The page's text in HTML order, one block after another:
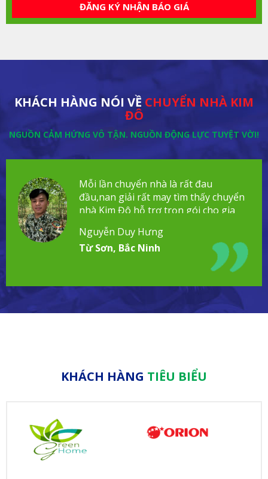
ĐĂNG KÝ NHẬN BÁO GIÁ
KHÁCH HÀNG NÓI VỀ CHUYỂN NHÀ KIM
ĐÔ
NGUỒN CẢM HỨNG VÔ TẬN. NGUỒN ĐỘNG LỰC TUYỆT VỜI!
Mỗi lần chuyển nhà là rất đau
đầu,nan giải rất may tìm thấy chuyển
nhà Kim Đô hỗ trợ trọn gói cho gia
Nguyễn Duy Hưng
Từ Sơn, Bắc Ninh
KHÁCH HÀNG TIÊU BIỂU